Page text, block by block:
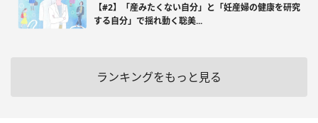
【#2】「産みたくない自分」と「妊産婦の健康を研究
する自分」で揺れ動く聡美...
ランキングをもっと見る